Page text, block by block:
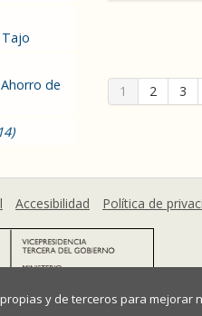
de
1 2 3
Accesibilidad Política de
y de terceros para